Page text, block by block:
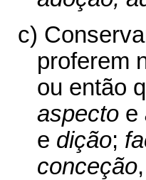
c)
proferem
ou então
aspecto e
e dição;
conceção,